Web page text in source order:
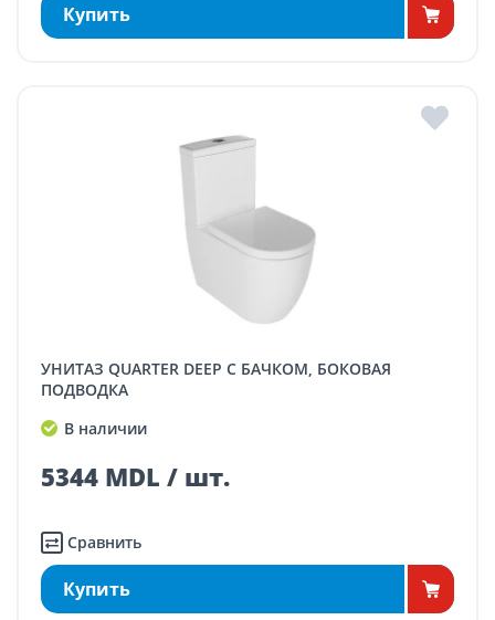
Купить
УНИТАЗ QUARTER DEEP С БАЧКОМ, БОКОВАЯ
ПОДВОДКА
В наличии
5344 MDL / шт.
Сравнить
Купить